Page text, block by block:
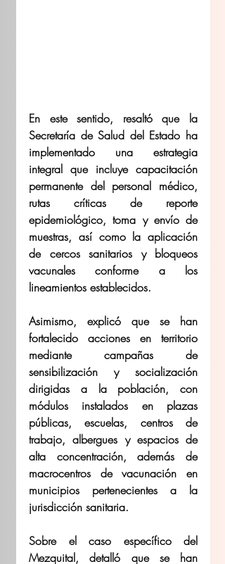
En este sentido, resaltó que la
Secretaría de Salud del Estado ha
implementado una estrategia
integral que incluye capacitación
permanente del personal médico,
rutas críticas de reporte
epidemiológico, toma y envío de
muestras, así como la aplicación
de cercos sanitarios y bloqueos
vacunales conforme a los
lineamientos establecidos.
Asimismo, explicó que se han
fortalecido acciones en territorio
mediante campañas de
sensibilización y socialización
dirigidas a la población, con
módulos instalados en plazas
públicas, escuelas, centros de
trabajo, albergues y espacios de
alta concentración, además de
macrocentros de vacunación en
municipios pertenecientes a la
jurisdicción sanitaria.
Sobre el caso específico del
Mezquital, detalló que se han